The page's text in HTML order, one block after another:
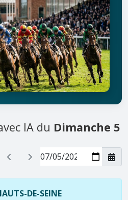
IA du Dimanche 5
DE-SEINE